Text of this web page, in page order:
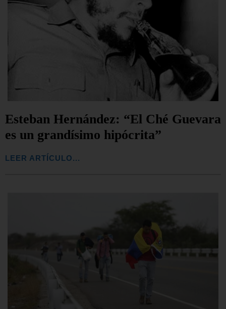
Esteban Hernández: “El Ché Guevara
es un grandísimo hipócrita”
LEER ARTÍCULO...